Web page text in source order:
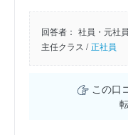
回答者： 社員・元社
主任クラス / 正社員
この口